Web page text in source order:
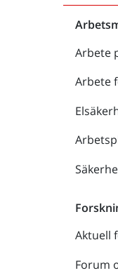
Arbete
Arbete
Aktuell
Forum